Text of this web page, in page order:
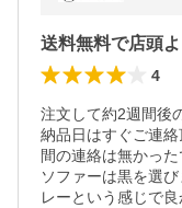
送料無料で店頭
4
注文して約2週間後
納品日はすぐご連
間の連絡は無かった
ソファーは黒を選
レーという感じで良